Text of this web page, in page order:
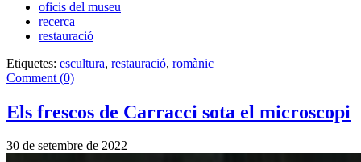
oficis del museu
recerca
restauració
Etiquetes: escultura, restauració, romànic
Comment (0)
Els frescos de Carracci sota el microscopi
30 de setembre de 2022